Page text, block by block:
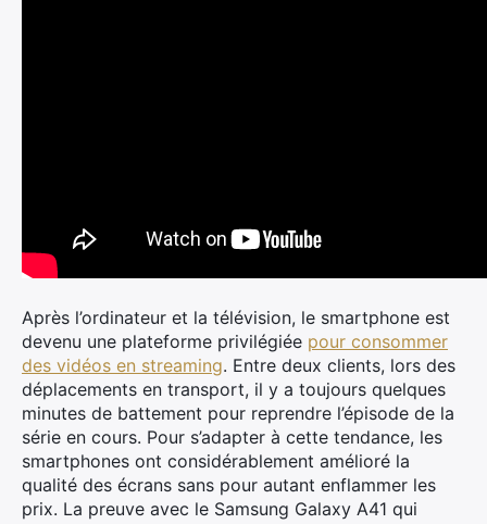
Après l’ordinateur et la télévision, le smartphone est
devenu une plateforme privilégiée pour consommer
des vidéos en streaming. Entre deux clients, lors des
déplacements en transport, il y a toujours quelques
minutes de battement pour reprendre l’épisode de la
série en cours. Pour s’adapter à cette tendance, les
smartphones ont considérablement amélioré la
qualité des écrans sans pour autant enflammer les
prix. La preuve avec le Samsung Galaxy A41 qui